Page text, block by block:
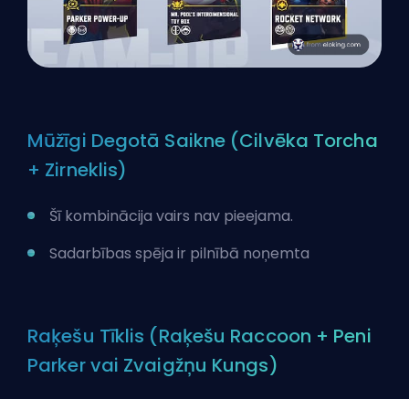
Mūžīgi Degotā Saikne (Cilvēka Torcha
+ Zirneklis)
Šī kombinācija vairs nav pieejama.
Sadarbības spēja ir pilnībā noņemta
Raķešu Tīklis (Raķešu Raccoon + Peni
Parker vai Zvaigžņu Kungs)